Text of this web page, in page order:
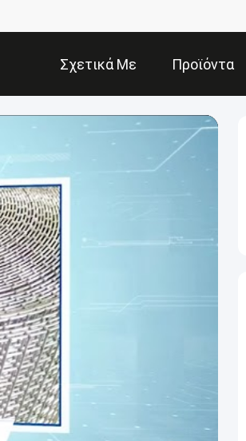
Σχετικά Με
Εμάς
Προϊόντα